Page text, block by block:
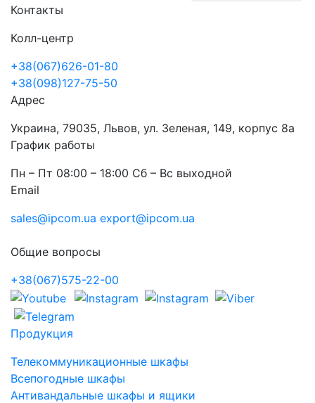
Контакты
Колл-центр
+38(067)626-01-80
+38(098)127-75-50
Адрес
Украина, 79035, Львов, ул. Зеленая, 149, корпус 8а
График работы
Пн – Пт 08:00 – 18:00 Сб – Вс выходной
Email
sales@ipcom.ua export@ipcom.ua
Общие вопросы
+38(067)575-22-00
Продукция
Телекоммуникационные шкафы
Всепогодные шкафы
Антивандальные шкафы и ящики